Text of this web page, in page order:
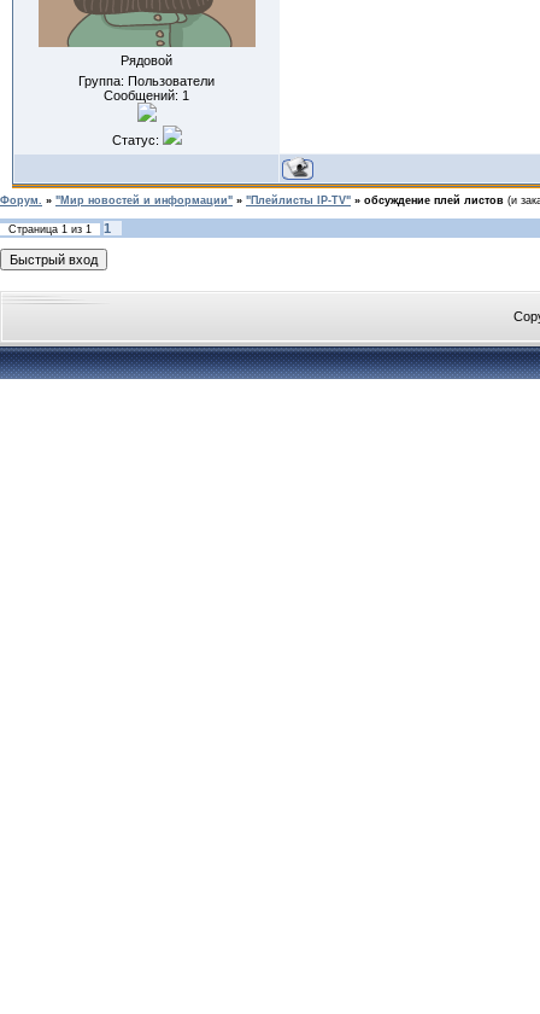
Рядовой
Группа: Пользователи
Сообщений: 1
Статус:
Форум. » "Мир новостей и информации" » "Плейлисты IP-TV" » обсуждение плей листов (и
Страница 1 из 1 1